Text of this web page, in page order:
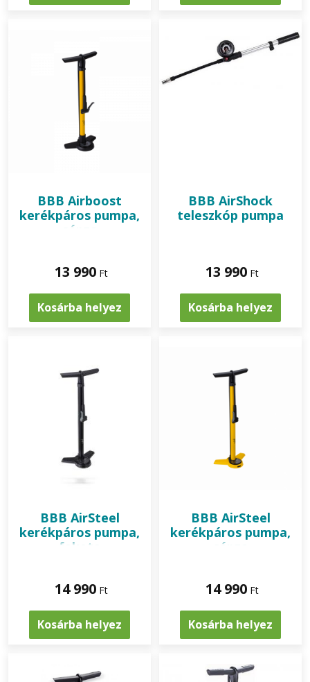
BBB Airboost
kerékpáros pumpa,
sárga
13 990 Ft
Kosárba helyez
BBB AirShock
teleszkóp pumpa
13 990 Ft
Kosárba helyez
BBB AirSteel
kerékpáros pumpa,
fekete
14 990 Ft
Kosárba helyez
BBB AirSteel
kerékpáros pumpa,
sárga
14 990 Ft
Kosárba helyez